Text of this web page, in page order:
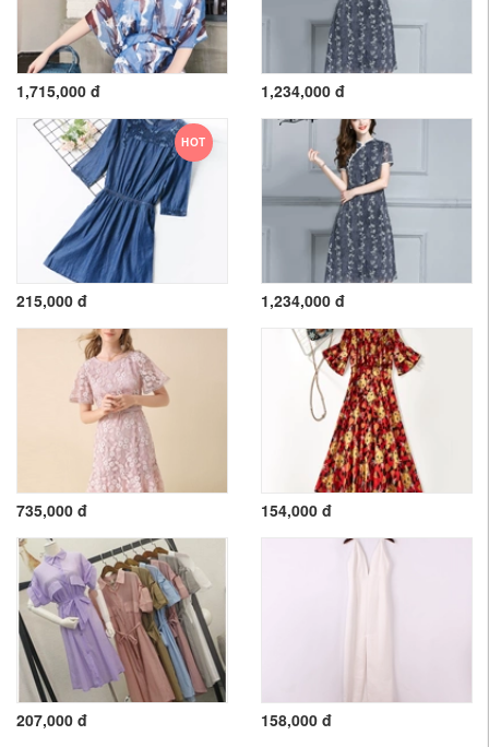
1,715,000 đ 1,234,000 đ
HOT
215,000 đ 1,234,000 đ
735,000 đ 154,000 đ
207,000 đ 158,000 đ